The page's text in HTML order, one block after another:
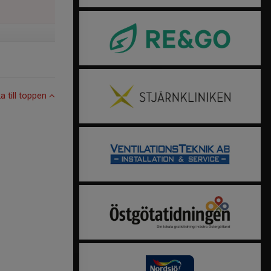
till toppen